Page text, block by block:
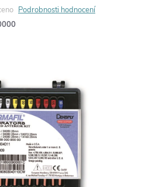
Podrobnosti hodnocení